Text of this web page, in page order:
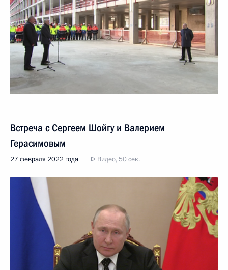
Встреча с Сергеем Шойгу и Валерием
Герасимовым
27 февраля 2022 года Видео, 50 сек.